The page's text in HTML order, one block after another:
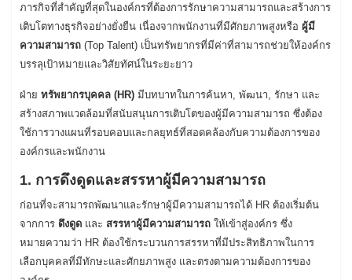
ภารกิจที่สำคัญที่สุดในองค์กรที่ต้องการรักษาความสามารถและสร้างการ
เติบโตทางธุรกิจอย่างยั่งยืน เนื่องจากพนักงานที่มีศักยภาพสูงหรือ ผู้มี
ความสามารถ (Top Talent) เป็นทรัพยากรที่มีค่าที่สามารถช่วยให้องค์กร
บรรลุเป้าหมายและวิสัยทัศน์ในระยะยาว
ฝ่าย ทรัพยากรบุคคล (HR) มีบทบาทในการค้นหา, พัฒนา, รักษา และ
สร้างสภาพแวดล้อมที่สนับสนุนการเติบโตของผู้มีความสามารถ ซึ่งต้อง
ใช้การวางแผนที่รอบคอบและกลยุทธ์ที่สอดคล้องกับความต้องการของ
องค์กรและพนักงาน
1. การดึงดูดและสรรหาผู้มีความสามารถ
ก่อนที่จะสามารถพัฒนาและรักษาผู้มีความสามารถได้ HR ต้องเริ่มต้น
จากการ ดึงดูด และ สรรหาผู้มีความสามารถ ให้เข้าสู่องค์กร ซึ่ง
หมายความว่า HR ต้องใช้กระบวนการสรรหาที่มีประสิทธิภาพในการ
เลือกบุคคลที่มีทักษะและศักยภาพสูง และตรงตามความต้องการของ